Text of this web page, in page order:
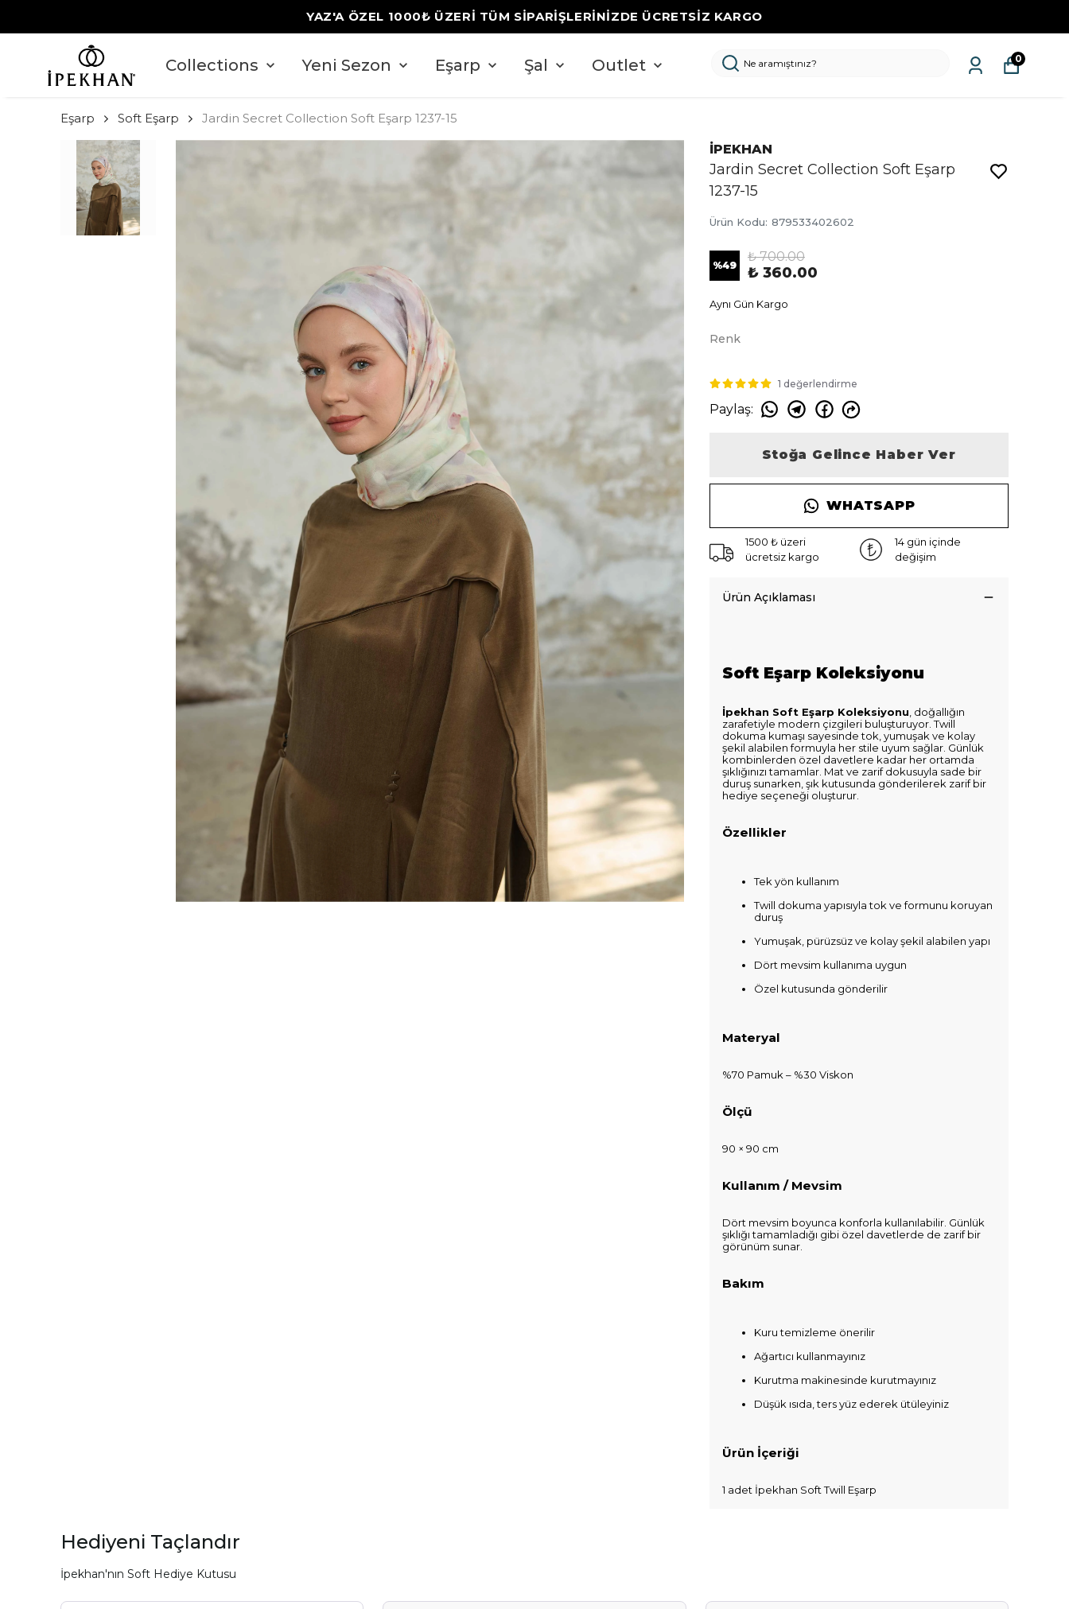
YAZ'A ÖZEL 1000₺ ÜZERİ TÜM SİPARİŞLERİNİZDE ÜCRETSİZ KARGO
Collections Yeni Sezon Eşarp Şal Outlet 0
Eşarp Soft Eşarp Jardin Secret Collection Soft Eşarp 1237-15
İPEKHAN
Jardin Secret Collection Soft Eşarp
1237-15
Ürün Kodu: 879533402602
%49
₺ 700.00
₺ 360.00
Aynı Gün Kargo
Renk
1 değerlendirme
Paylaş:
Stoğa Gelince Haber Ver
WHATSAPP
1500 ₺ üzeri
ücretsiz kargo
14 gün içinde
değişim
Ürün Açıklaması
Soft Eşarp Koleksiyonu
İpekhan Soft Eşarp Koleksiyonu , doğallığın
zarafetiyle modern çizgileri buluşturuyor. Twill
dokuma kumaşı sayesinde tok, yumuşak ve kolay
şekil alabilen formuyla her stile uyum sağlar. Günlük
kombinlerden özel davetlere kadar her ortamda
şıklığınızı tamamlar. Mat ve zarif dokusuyla sade bir
duruş sunarken, şık kutusunda gönderilerek zarif bir
hediye seçeneği oluşturur.
Özellikler
Tek yön kullanım
Twill dokuma yapısıyla tok ve formunu koruyan
duruş
Yumuşak, pürüzsüz ve kolay şekil alabilen yapı
Dört mevsim kullanıma uygun
Özel kutusunda gönderilir
Materyal
%70 Pamuk – %30 Viskon
Ölçü
90 × 90 cm
Kullanım / Mevsim
Dört mevsim boyunca konforla kullanılabilir. Günlük
şıklığı tamamladığı gibi özel davetlerde de zarif bir
görünüm sunar.
Bakım
Kuru temizleme önerilir
Ağartıcı kullanmayınız
Kurutma makinesinde kurutmayınız
Düşük ısıda, ters yüz ederek ütüleyiniz
Ürün İçeriği
1 adet İpekhan Soft Twill Eşarp
Hediyeni Taçlandır
İpekhan'nın Soft Hediye Kutusu
YAZ FIRSATIN SENİ
BEKLİYOR.